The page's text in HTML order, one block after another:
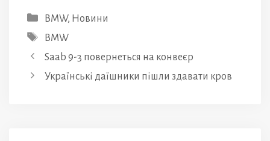
Категорії
BMW, Новини
Позначки
BMW
Saab 9-3 повернеться на конвеєр
Українські даїшники пішли здавати кров